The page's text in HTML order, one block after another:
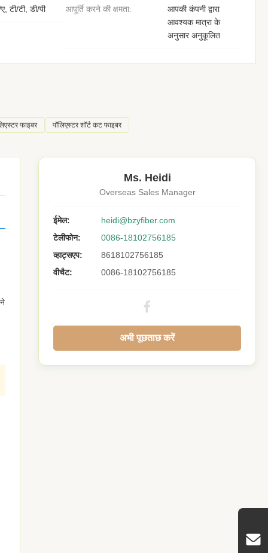
टी/टी, डी/पी आपूर्ति करने की क्षमता:
आपकी कंपनी द्वारा
आवश्यक मात्रा के
अनुसार अनुकूलित
फाइबर पॉलिएस्टर शॉर्ट कट फाइबर
Ms. Heidi
Overseas Sales Manager
ईमेल:
heidi@bzyfiber.com
टेलीफोन:
0086-18102756185
व्हाट्सएप:
8618102756185
वीचैट:
0086-18102756185
अभी पूछताछ करें